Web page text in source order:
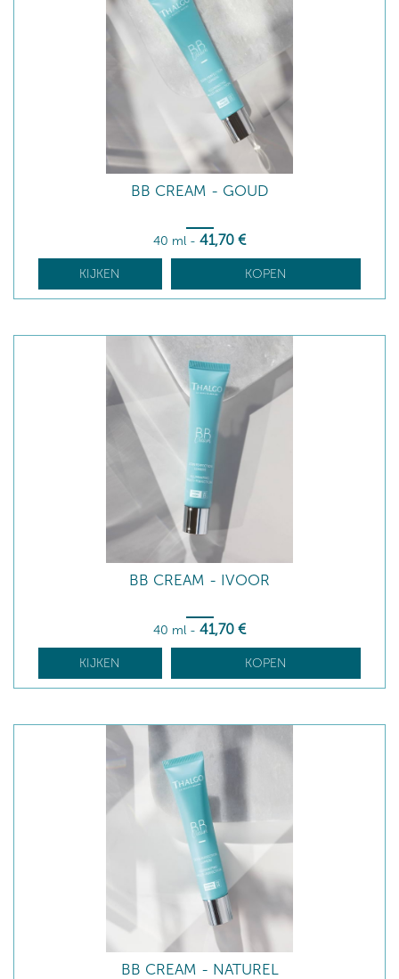
BB CREAM - GOUD
40 ml - 41,70 €
KIJKEN KOPEN
BB CREAM - IVOOR
40 ml - 41,70 €
KIJKEN KOPEN
BB CREAM - NATUREL